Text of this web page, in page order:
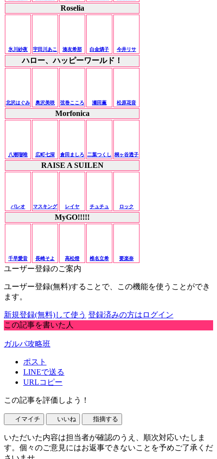
Roselia
氷川紗夜 宇田川あこ 湊友希那 白金燐子 今井リサ
ハロー、ハッピーワールド！
北沢はぐみ 奥沢美咲 弦巻こころ 瀬田薫 松原花音
Morfonica
八潮瑠唯 広町七深 倉田ましろ 二葉つくし 桐ヶ谷透子
RAISE A SUILEN
パレオ マスキング レイヤ チュチュ ロック
MyGO!!!!!
千早愛音 長崎そよ 高松燈 椎名立希 要楽奈
ユーザー登録のご案内
ユーザー登録(無料)することで、この機能を使うことができ
ます。
新規登録(無料)して使う 登録済みの方はログイン
この記事を書いた人
ガルパ攻略班
ポスト
LINEで送る
URLコピー
この記事を評価しよう！
イマイチ いいね 指摘する
いただいた内容は担当者が確認のうえ、順次対応いたしま
す。個々のご意見にはお返事できないことを予めご了承くだ